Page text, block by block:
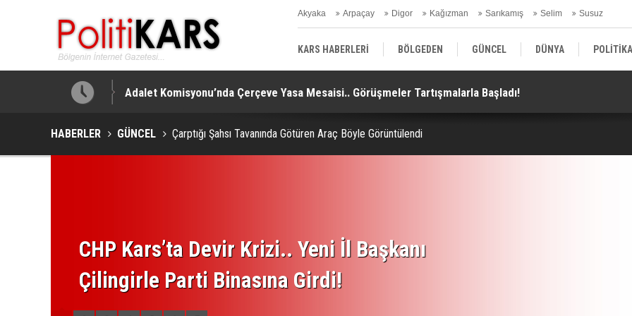
Akyaka Arpaçay Digor Kağızman Sarıkamış Selim Susuz
KARS HABERLERİ BÖLGEDEN GÜNCEL DÜNYA POLİTİKA
EKONOMİ | FİNANS | OTOMOTİV KÜLTÜR | SANAT | MAGAZİN
Adalet Komisyonu’nda Çerçeve Yasa Mesaisi.. Görüşmeler Tartışmalarla Başladı!
HABERLER GÜNCEL Çarptığı Şahsı Tavanında Götüren Araç Böyle Görüntülendi
CHP Kars’ta Devir Krizi.. Yeni İl Başkanı
Çilingirle Parti Binasına Girdi!